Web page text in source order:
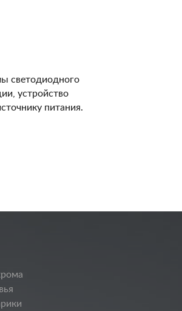
светодиодного
устройство
питания.